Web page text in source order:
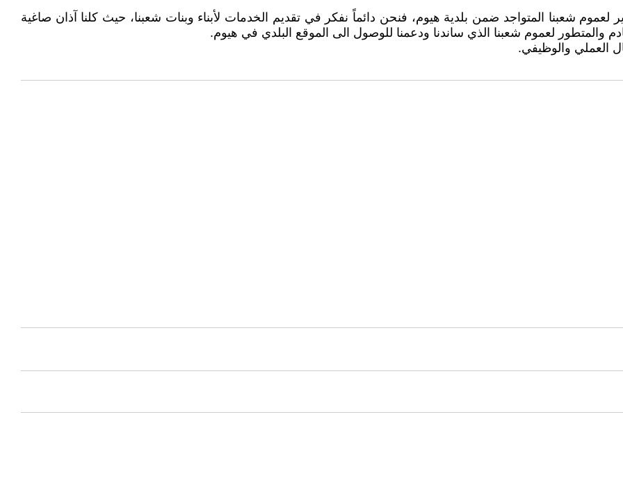
شعبنا المتواجد ضمن بلدية هيوم، فنحن دائماً نفكر في تقديم الخدمات لأبناء وبنات شعبنا، حيث كلنا آذان صاغية
والمتطور لعموم شعبنا الذي ساندنا ودعمنا للوصول الى الموقع البلدي في هيوم.
العملي والوظيفي.